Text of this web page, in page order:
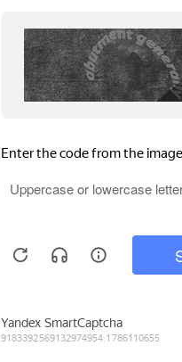
до -50%
по промокоду
до -70%
доставкой